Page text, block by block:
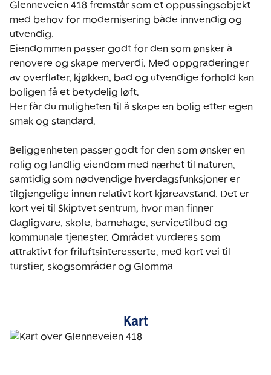
Glenneveien 418 fremstår som et oppussingsobjekt
med behov for modernisering både innvendig og
utvendig.
Eiendommen passer godt for den som ønsker å
renovere og skape merverdi. Med oppgraderinger
av overflater, kjøkken, bad og utvendige forhold kan
boligen få et betydelig løft.
Her får du muligheten til å skape en bolig etter egen
smak og standard.
Beliggenheten passer godt for den som ønsker en
rolig og landlig eiendom med nærhet til naturen,
samtidig som nødvendige hverdagsfunksjoner er
tilgjengelige innen relativt kort kjøreavstand. Det er
kort vei til Skiptvet sentrum, hvor man finner
dagligvare, skole, barnehage, servicetilbud og
kommunale tjenester. Området vurderes som
attraktivt for friluftsinteresserte, med kort vei til
turstier, skogsområder og Glomma
Kart